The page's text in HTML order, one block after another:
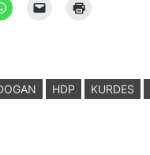
HDP KURDES